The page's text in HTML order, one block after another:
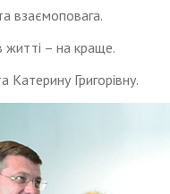
взаємоповага.
житті – на краще.
Катерину Григорівну.